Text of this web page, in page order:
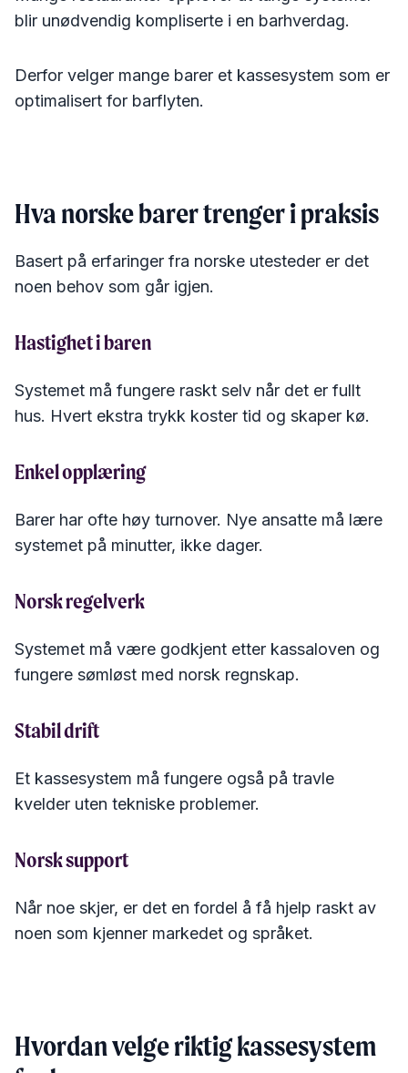
blir unødvendig kompliserte i en barhverdag.
Derfor velger mange barer et kassesystem som er
optimalisert for barflyten.
Hva norske barer trenger i praksis
Basert på erfaringer fra norske utesteder er det
noen behov som går igjen.
Hastighet i baren
Systemet må fungere raskt selv når det er fullt
hus. Hvert ekstra trykk koster tid og skaper kø.
Enkel opplæring
Barer har ofte høy turnover. Nye ansatte må lære
systemet på minutter, ikke dager.
Norsk regelverk
Systemet må være godkjent etter kassaloven og
fungere sømløst med norsk regnskap.
Stabil drift
Et kassesystem må fungere også på travle
kvelder uten tekniske problemer.
Norsk support
Når noe skjer, er det en fordel å få hjelp raskt av
noen som kjenner markedet og språket.
Hvordan velge riktig kassesystem